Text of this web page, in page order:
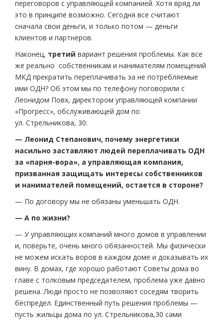
переговоров с управляющей компанией. Хотя вряд ли
это в принципе возможно. Сегодня все считают
сначала свои деньги, и только потом — деньги
клиентов и партнеров.
Наконец, третий вариант решения проблемы. Как все
же реально собственникам и нанимателям помещений
МКД прекратить переплачивать за не потребляемые
ими ОДН? Об этом мы по телефону поговорили с
Леонидом Повх, директором управляющей компании
«Прогресс», обслуживающей дом по
ул. Стрельникова, 30:
— Леонид Степанович, почему энергетики
насильно заставляют людей переплачивать ОДН
за «парня-вора», а управляющая компания,
призванная защищать интересы собственников
и нанимателей помещений, остается в стороне?
— По договору мы не обязаны уменьшать ОДН.
— А по жизни?
— У управляющих компаний много домов в управлении
и, поверьте, очень много обязанностей. Мы физически
не можем искать воров в каждом доме и доказывать их
вину. В домах, где хорошо работают Советы дома во
главе с толковым председателем, проблема уже давно
решена. Люди просто не позволяют соседям творить
беспредел. Единственный путь решения проблемы —
пусть жильцы дома по ул. Стрельникова,30 сами